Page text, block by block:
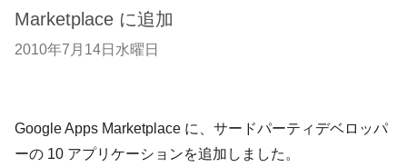
Marketplace に追加
2010年7月14日水曜日
Google Apps Marketplace に、サードパーティデベロッパ
ーの 10 アプリケーションを追加しました。